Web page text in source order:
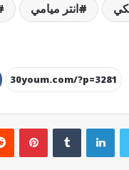
انتر ميامي
لينكدإن